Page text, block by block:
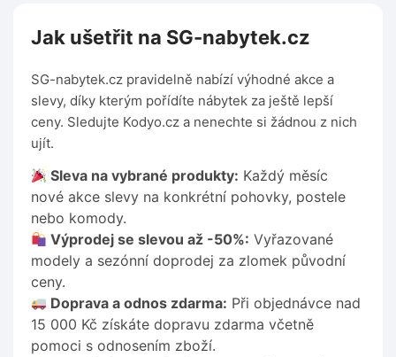
Jak ušetřit na SG-nabytek.cz
SG-nabytek.cz pravidelně nabízí výhodné akce a
slevy, díky kterým pořídíte nábytek za ještě lepší
ceny. Sledujte Kodyo.cz a nenechte si žádnou z nich
ujít.
Sleva na vybrané produkty: Každý měsíc
nové akce slevy na konkrétní pohovky, postele
nebo komody.
Výprodej se slevou až -50%: Vyřazované
modely a sezónní doprodej za zlomek původní
ceny.
Doprava a odnos zdarma: Při objednávce nad
15 000 Kč získáte dopravu zdarma včetně
pomoci s odnosením zboží.